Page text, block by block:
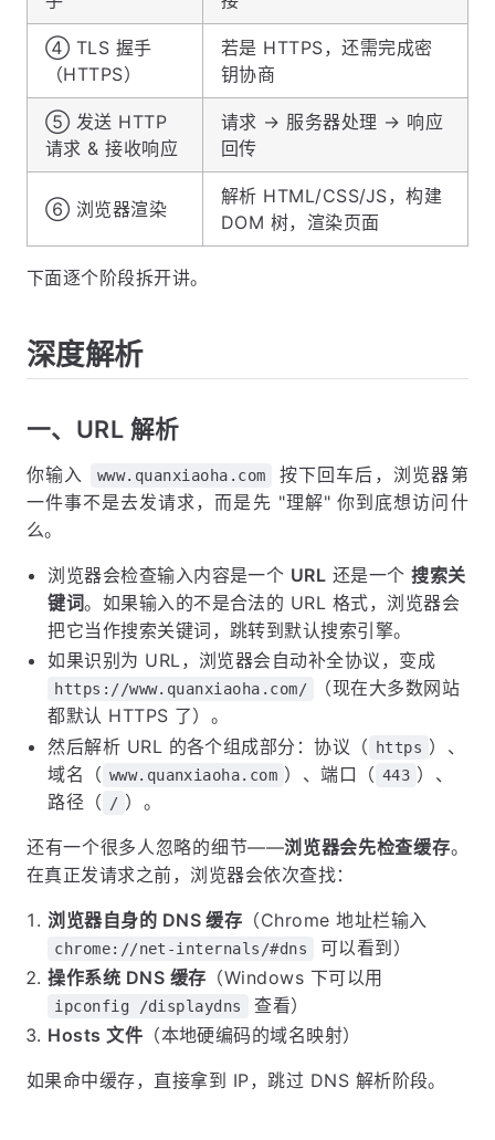
④ TLS 握手
（HTTPS）
若是 HTTPS，还需完成密
钥协商
⑤ 发送 HTTP
请求 & 接收响应
请求 → 服务器处理 → 响应
回传
⑥ 浏览器渲染
解析 HTML/CSS/JS，构建
DOM 树，渲染页面
下面逐个阶段拆开讲。
深度解析
一、URL 解析
你输入 www.quanxiaoha.com
按下回车后，浏览器第
一件事不是去发请求，而是先 "理解" 你到底想访问什
么。
浏览器会检查输入内容是一个 URL 还是一个搜索关
键词。如果输入的不是合法的 URL 格式，浏览器会
把它当作搜索关键词，跳转到默认搜索引擎。
如果识别为 URL，浏览器会自动补全协议，变成
https://www.quanxiaoha.com/
（现在大多数网站
都默认 HTTPS 了）。
然后解析 URL 的各个组成部分：协议（
https ）、
域名（ www.quanxiaoha.com ）、端口（ 443 ）、
路径（
/ ）。
还有一个很多人忽略的细节——浏览器会先检查缓存。
在真正发请求之前，浏览器会依次查找：
浏览器自身的 DNS 缓存 （Chrome 地址栏输入
chrome://net-internals/#dns
可以看到）
操作系统 DNS 缓存 （Windows 下可以用
ipconfig /displaydns
查看）
Hosts 文件 （本地硬编码的域名映射）
如果命中缓存，直接拿到 IP，跳过 DNS 解析阶段。